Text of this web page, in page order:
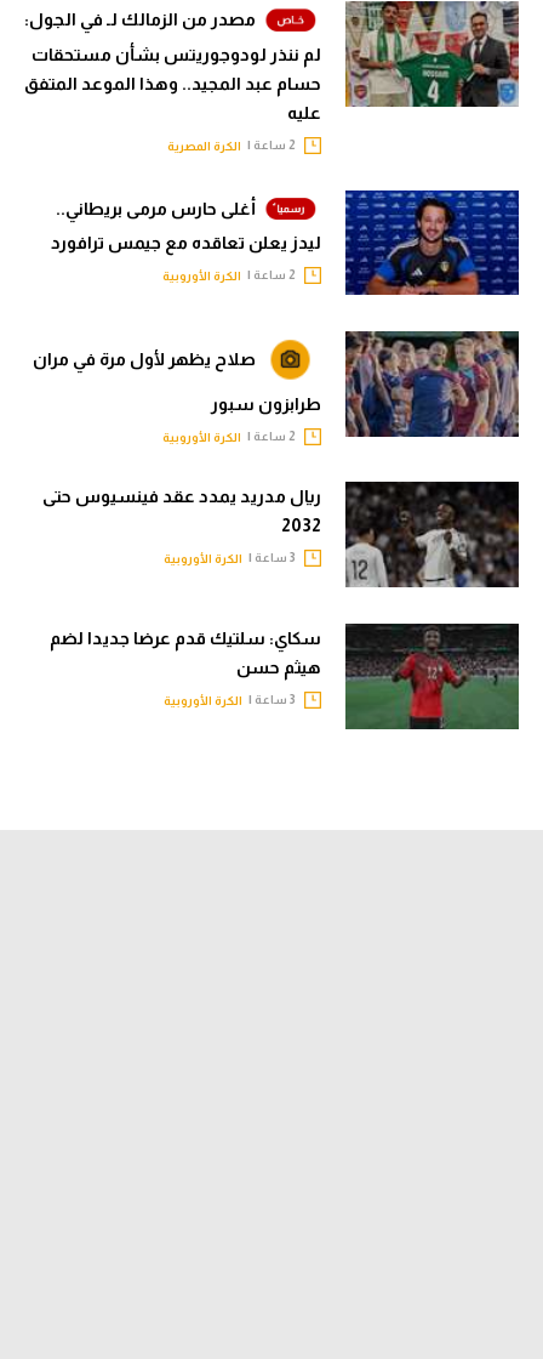
مصدر من الزمالك لـ في الجول:
لم ننذر لودوجوريتس بشأن مستحقات
حسام عبد المجيد.. وهذا الموعد المتفق
عليه
الكرة المصرية
أغلى حارس مرمى بريطاني..
ليدز يعلن تعاقده مع جيمس ترافورد
الكرة الأوروبية
صلاح يظهر لأول مرة في مران
طرابزون سبور
الكرة الأوروبية
ريال مدريد يمدد عقد فينسيوس حتى
2032
الكرة الأوروبية
سكاي: سلتيك قدم عرضا جديدا لضم
هيثم حسن
الكرة الأوروبية